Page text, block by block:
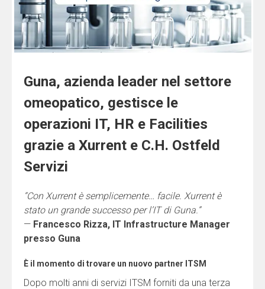
Guna, azienda leader nel settore
omeopatico, gestisce le
operazioni IT, HR e Facilities
grazie a Xurrent e C.H. Ostfeld
Servizi
“Con Xurrent è semplicemente… facile. Xurrent è
stato un grande successo per l’IT di Guna.”
— Francesco Rizza, IT Infrastructure Manager
presso Guna
È il momento di trovare un nuovo partner ITSM
Dopo molti anni di servizi ITSM forniti da una terza